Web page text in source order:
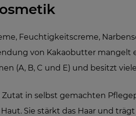
Feuchtigkeitscreme,
von Kakaobutter mangelt
(A, B, C und E) und besitzt
in selbst gemachten
Sie stärkt das Haar und